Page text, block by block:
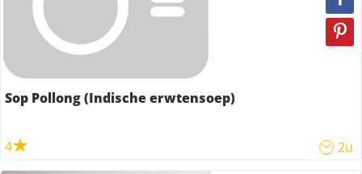
Sop Pollong (Indische erwtensoep)
4 2u